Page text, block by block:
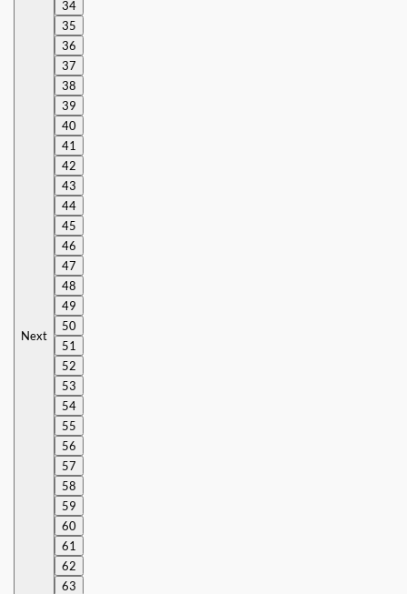
Next
34
35
36
37
38
39
40
41
42
43
44
45
46
47
48
49
50
51
52
53
54
55
56
57
58
59
60
61
62
63